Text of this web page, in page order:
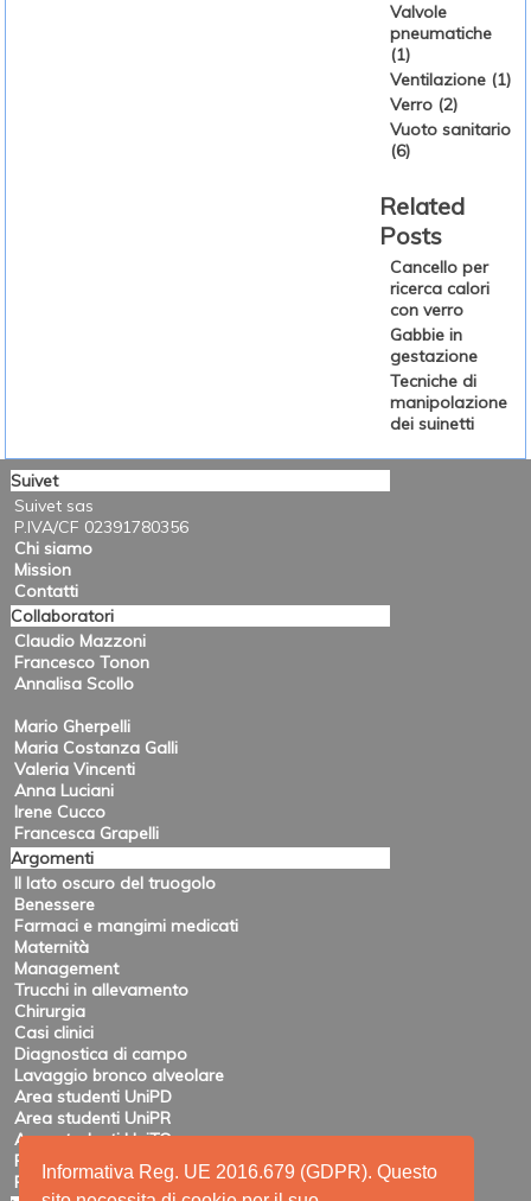
Informativa Reg. UE 2016.679 (GDPR). Questo
Valvole
pneumatiche
(1)
Ventilazione (1)
Verro (2)
Vuoto sanitario
(6)
Related
Posts
Cancello per
ricerca calori
con verro
Gabbie in
gestazione
Tecniche di
manipolazione
dei suinetti
Suivet
Suivet sas
P.IVA/CF 02391780356
Chi siamo
Mission
Contatti
Collaboratori
Claudio Mazzoni
Francesco Tonon
Annalisa Scollo
Mario Gherpelli
Maria Costanza Galli
Valeria Vincenti
Anna Luciani
Irene Cucco
Francesca Grapelli
Argomenti
Il lato oscuro del truogolo
Benessere
Farmaci e mangimi medicati
Maternità
Management
Trucchi in allevamento
Chirurgia
Casi clinici
Diagnostica di campo
Lavaggio bronco alveolare
Area studenti UniPD
Area studenti UniPR
Area studenti UniTO
Recensioni di eventi
Pubblicazioni e ricerca